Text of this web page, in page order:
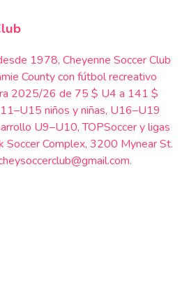
1978, Cheyenne Soccer Club
County con fútbol recreativo
2025/26 de 75 $ U4 a 141 $
niños y niñas, U16–U19
U9–U10, TOPSoccer y ligas
Soccer Complex, 3200 Mynear St.